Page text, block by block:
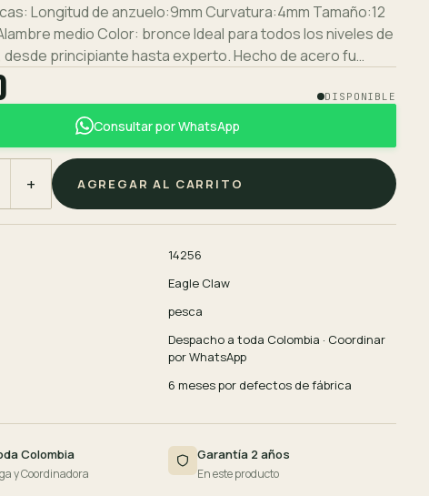
Longitud de anzuelo:9mm Curvatura:4mm Tamaño:12
medio Color: bronce Ideal para todos los niveles de
principiante hasta experto. Hecho de acero fu…
DISPONIBLE
Consultar por WhatsApp
+ AGREGAR AL CARRITO
14256
Eagle Claw
pesca
Despacho a toda Colombia · Coordinar
por WhatsApp
6 meses por defectos de fábrica
Colombia
y Coordinadora
Garantía 2 años
En este producto